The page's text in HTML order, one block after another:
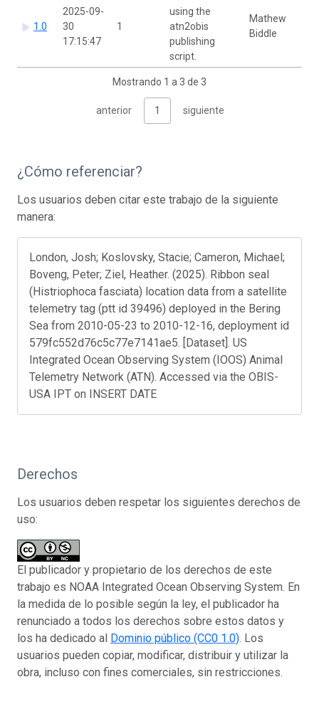
1.0
2025-09-
30
17:15:47
1
using the
atn2obis
publishing
script.
Mathew
Biddle
Mostrando 1 a 3 de 3
anterior 1 siguiente
¿Cómo referenciar?
Los usuarios deben citar este trabajo de la siguiente
manera:
London, Josh; Koslovsky, Stacie; Cameron, Michael;
Boveng, Peter; Ziel, Heather. (2025). Ribbon seal
(Histriophoca fasciata) location data from a satellite
telemetry tag (ptt id 39496) deployed in the Bering
Sea from 2010-05-23 to 2010-12-16, deployment id
579fc552d76c5c77e7141ae5. [Dataset]. US
Integrated Ocean Observing System (IOOS) Animal
Telemetry Network (ATN). Accessed via the OBIS-
USA IPT on INSERT DATE
Derechos
Los usuarios deben respetar los siguientes derechos de
uso:
El publicador y propietario de los derechos de este
trabajo es NOAA Integrated Ocean Observing System. En
la medida de lo posible según la ley, el publicador ha
renunciado a todos los derechos sobre estos datos y
los ha dedicado al Dominio público (CC0 1.0). Los
usuarios pueden copiar, modificar, distribuir y utilizar la
obra, incluso con fines comerciales, sin restricciones.